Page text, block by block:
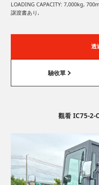
LOADING CAPACITY: 7,000kg,
譲渡書あり,
透
驗收單
觀看 IC75-2-